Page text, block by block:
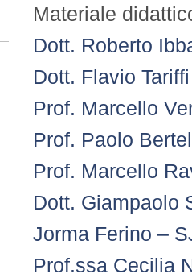
Materiale
Dott. Roberto
Dott. Flavio
Prof. Marcello
Prof. Paolo
Prof. Marcello
Dott. Giampaolo
Jorma Ferino –
Prof.ssa Cecilia